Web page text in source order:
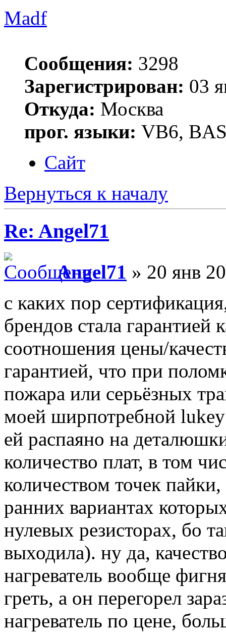
Madf
Сообщения: 3298
Зарегистрирован: 03
Откуда: Москва
прог. языки: VB6,
Сайт
Вернуться к началу
Re: Angel71
Angel71 » 20 янв
с каких пор
брендов стала гарантией
соотношения цены/
гарантией, что при
пожара или серьёзных
моей ширпотребной lukey
ей распаяно на
количество плат, в том
количеством точек
ранних вариантах
нулевых резисторах, бо
выходила). ну да,
нагреватель вообще
греть, а он перегорел
нагреватель по цене,